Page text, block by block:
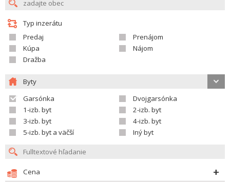
Typ inzerátu
Predaj
Prenájom
Kúpa
Nájom
Dražba
Byty
Garsónka
Dvojgarsónka
1-izb. byt
2-izb. byt
3-izb. byt
4-izb. byt
5-izb. byt a väčší
Iný byt
Cena